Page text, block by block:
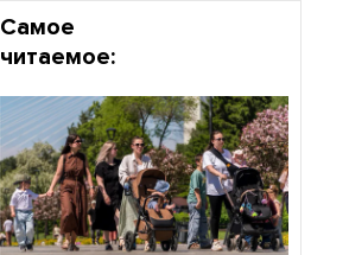
Самое
читаемое: